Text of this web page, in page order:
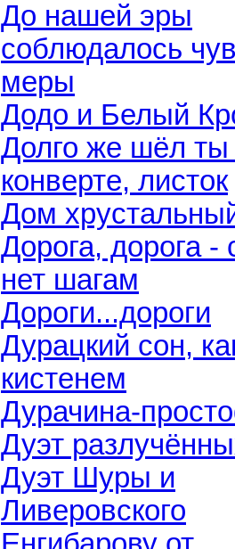
До нашей эры
соблюдалось
меры
Додо и Белый
Долго же шёл ты
конверте, листок
Дом
Дорога, дорога -
нет шагам
Дороги...дороги
Дурацкий сон,
кистенем
Дурачина-
Дуэт
Дуэт Шуры и
Ливеровского